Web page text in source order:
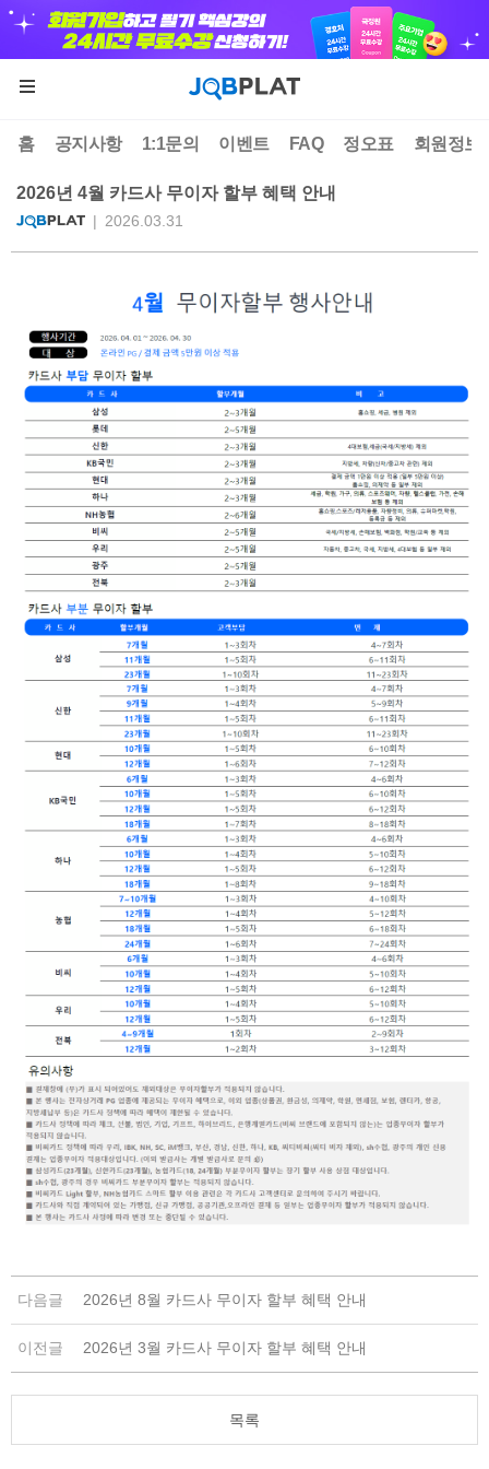
홈 공지사항 1:1문의 이벤트 FAQ 정오표 회원정보
2026년 4월 카드사 무이자 할부 혜택 안내
2026.03.31
다음글 2026년 8월 카드사 무이자 할부 혜택 안내
이전글 2026년 3월 카드사 무이자 할부 혜택 안내
목록